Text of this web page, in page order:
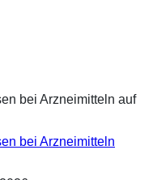
bei Arzneimitteln